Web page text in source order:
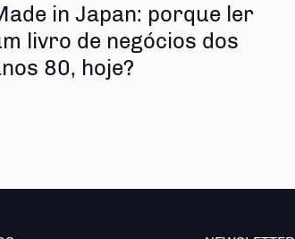
in Japan: porque ler
livro de negócios dos
80, hoje?